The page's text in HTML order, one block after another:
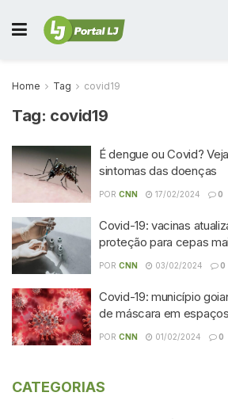
Home Tag covid19
Tag: covid19
É dengue ou Covid?
sintomas das doenças
POR CNN 17/02/2024 0
Covid-19: vacinas
proteção para cepas
POR CNN 03/02/2024 0
Covid-19: município
de máscara em
POR CNN 01/02/2024 0
CATEGORIAS